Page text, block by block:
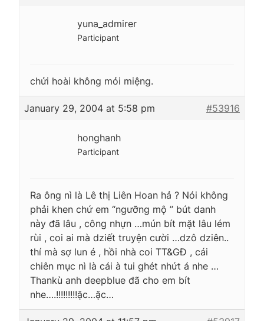
yuna_admirer
Participant
chửi hoài không mỏi miệng.
January 29, 2004 at 5:58 pm #53916
honghanh
Participant
Ra ông nì là Lê thị Liên Hoan hả ? Nói không
phải khen chứ em “ngưỡng mộ ” bút danh
này đã lâu , công nhựn …mún bít mặt lâu lém
rùi , coi ai mà dziết truyện cười …dzô dziên..
thí mà sợ lun é , hồi nhà coi TT&GĐ , cái
chiên mục nì là cái à tui ghét nhứt á nhe …
Thankù anh deepblue đã cho em bít
nhe….!!!!!!!!!ặc…ặc…